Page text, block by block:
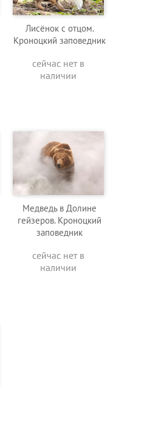
Лисёнок с отцом.
Кроноцкий заповедник
сейчас нет в
наличии
Медведь в Долине
гейзеров. Кроноцкий
заповедник
сейчас нет в
наличии